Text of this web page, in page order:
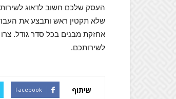
העסק שלכם חשוב לדאוג לשירותי
שלא תקטין ראש ותבצע את
אחזקת מבנים בכל סדר גודל.
לשירותכם.
שיתוף Facebook